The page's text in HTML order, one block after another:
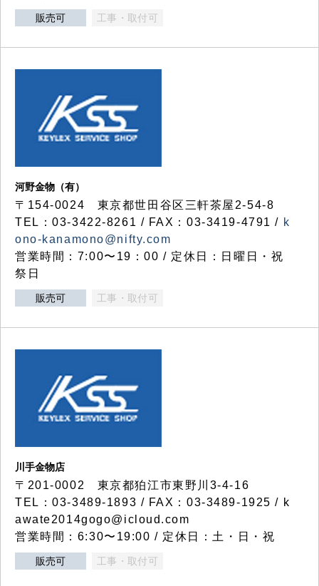
販売可 工事・取付可
河野金物（有）
〒154-0024 東京都世田谷区三軒茶屋2-54-8
TEL：03-3422-8261 / FAX：03-3419-4791 / k
ono-kanamono@nifty.com
営業時間：7:00〜19：00 / 定休日：日曜日・祝
祭日
販売可 工事・取付可
川手金物店
〒201-0002 東京都狛江市東野川3-4-16
TEL：03-3489-1893 / FAX：03-3489-1925 / k
awate2014gogo@icloud.com
営業時間：6:30〜19:00 / 定休日：土・日・祝
販売可 工事・取付可